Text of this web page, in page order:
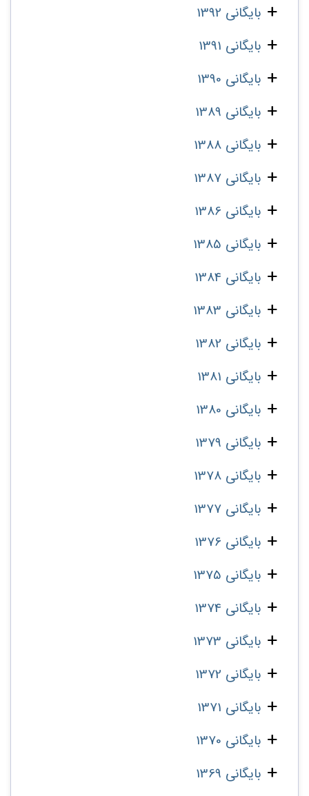
بایگانی 1392
بایگانی 1391
بایگانی 1390
بایگانی 1389
بایگانی 1388
بایگانی 1387
بایگانی 1386
بایگانی 1385
بایگانی 1384
بایگانی 1383
بایگانی 1382
بایگانی 1381
بایگانی 1380
بایگانی 1379
بایگانی 1378
بایگانی 1377
بایگانی 1376
بایگانی 1375
بایگانی 1374
بایگانی 1373
بایگانی 1372
بایگانی 1371
بایگانی 1370
بایگانی 1369